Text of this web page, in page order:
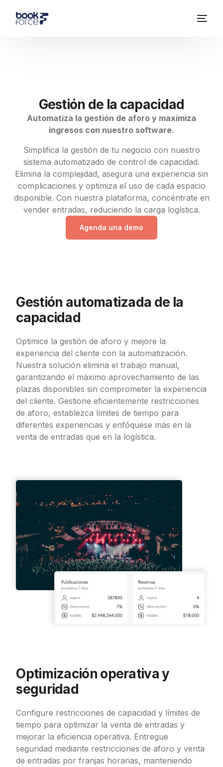
Gestión de la capacidad
Automatiza la gestión de aforo y maximiza
ingresos con nuestro software.
Simplifica la gestión de tu negocio con nuestro
sistema automatizado de control de capacidad.
Elimina la complejidad, asegura una experiencia sin
complicaciones y optimiza el uso de cada espacio
disponible. Con nuestra plataforma, concéntrate en
vender entradas, reduciendo la carga logística.
Agenda una demo
Gestión automatizada de la
capacidad
Optimice la gestión de aforo y mejore la
experiencia del cliente con la automatización.
Nuestra solución elimina el trabajo manual,
garantizando el máximo aprovechamiento de las
plazas disponibles sin comprometer la experiencia
del cliente. Gestione eficientemente restricciones
de aforo, establezca límites de tiempo para
diferentes experiencias y enfóquese más en la
venta de entradas que en la logística.
Optimización operativa y
seguridad
Configure restricciones de capacidad y límites de
tiempo para optimizar la venta de entradas y
mejorar la eficiencia operativa. Entregue
seguridad mediante restricciones de aforo y venta
de entradas por franjas horarias, manteniendo